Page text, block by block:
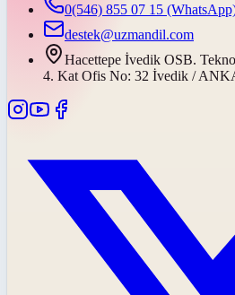
0(546) 855 07 15
destek@uzmandil.com
Hacettepe İvedik OSB.
4. Kat Ofis No: 32 İvedik /